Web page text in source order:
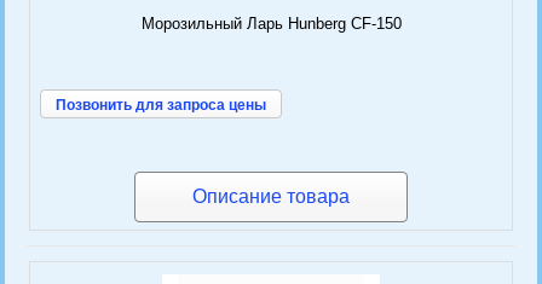
Морозильный Ларь Hunberg CF-150
Позвонить для запроса цены
Описание товара